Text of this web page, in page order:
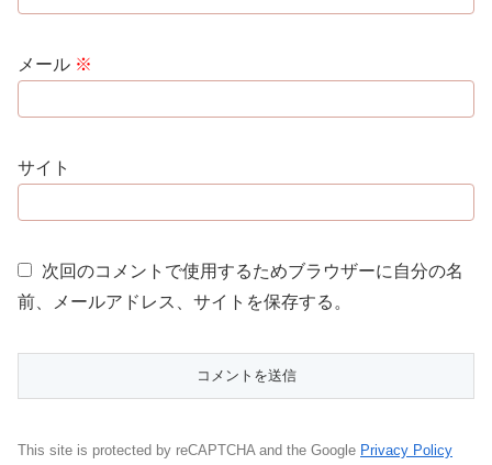
メール ※
サイト
次回のコメントで使用するためブラウザーに自分の名
前、メールアドレス、サイトを保存する。
This site is protected by reCAPTCHA and the Google Privacy Policy